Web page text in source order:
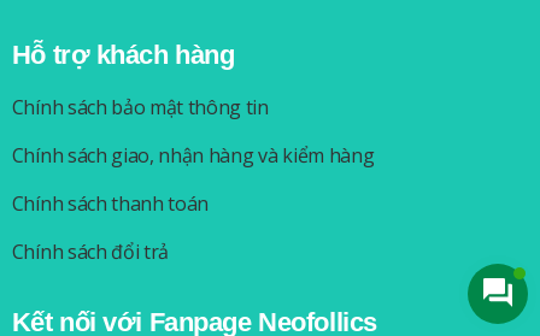
Hỗ trợ khách hàng
Chính sách bảo mật thông tin
Chính sách giao, nhận hàng và kiểm hàng
Chính sách thanh toán
Chính sách đổi trả
Kết nối với Fanpage Neofollics